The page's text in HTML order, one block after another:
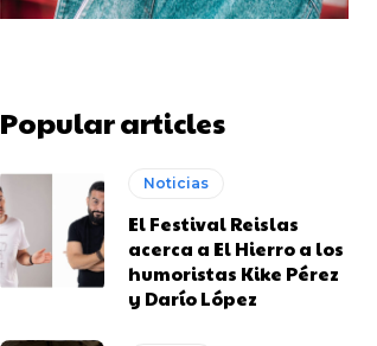
Popular articles
Noticias
El Festival Reislas
acerca a El Hierro a los
humoristas Kike Pérez
y Darío López